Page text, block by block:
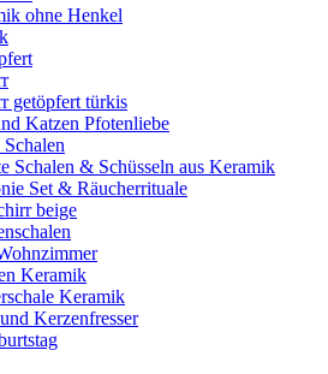
ohne Henkel
getöpfert türkis
Katzen Pfotenliebe
Schalen & Schüsseln aus Keramik
Set & Räucherrituale
beige
Keramik
Keramik
Kerzenfresser